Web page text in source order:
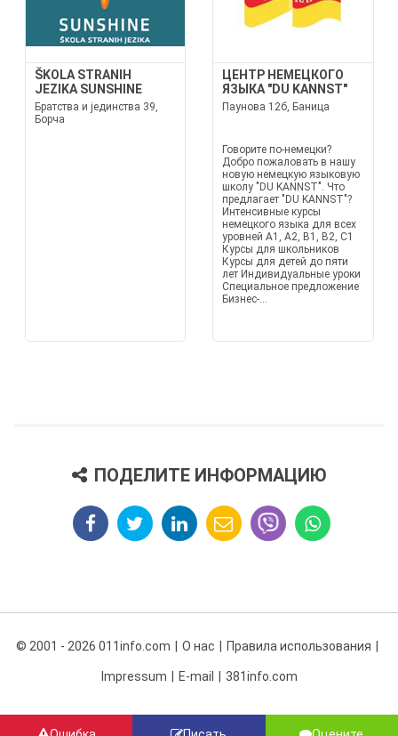
ŠKOLA STRANIH
JEZIKA SUNSHINE
Братства и јединства 39,
Борча
ЦЕНТР НЕМЕЦКОГО
ЯЗЫКА "DU KANNST"
Паунова 12б, Баница
Говорите по-немецки?
Добро пожаловать в нашу
новую немецкую языковую
школу "DU KANNST". Что
предлагает "DU KANNST"?
Интенсивные курсы
немецкого языка для всех
уровней A1, A2, B1, B2, C1
Курсы для школьников
Курсы для детей до пяти
лет Индивидуальные уроки
Специальное предложение
Бизнес-...
ПОДЕЛИТЕ ИНФОРМАЦИЮ
© 2001 - 2026 011info.com О нас Правила использования
Impressum E-mail 381info.com